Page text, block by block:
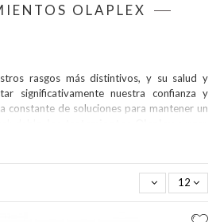
OLAPLEX
rasgos más distintivos, y su salud y
significativamente nuestra confianza y
constante de soluciones para mantener un
en la industria del cuidado capilar.
otra marca más en el mercado; sus
representan un avance científico que ha
cuidamos y protegemos nuestro cabello.
12